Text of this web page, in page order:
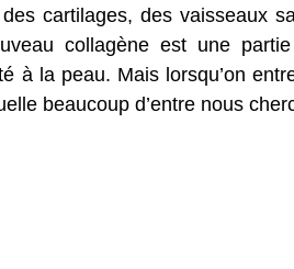
cartilages, des vaisseaux
collagène est une
à la peau. Mais lorsqu’on
beaucoup d’entre nous